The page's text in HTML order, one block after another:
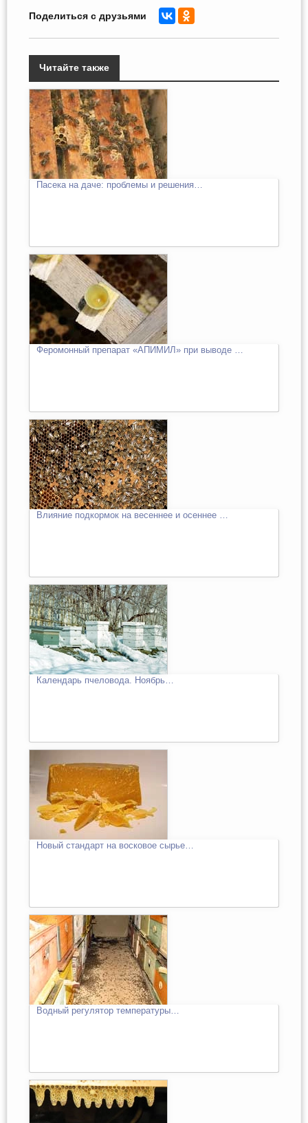
Поделиться с друзьями
Читайте также
Пасека на даче: проблемы и решения…
Феромонный препарат «АПИМИЛ» при выводе …
Влияние подкормок на весеннее и осеннее …
Календарь пчеловода. Ноябрь…
Новый стандарт на восковое сырье…
Водный регулятор температуры…